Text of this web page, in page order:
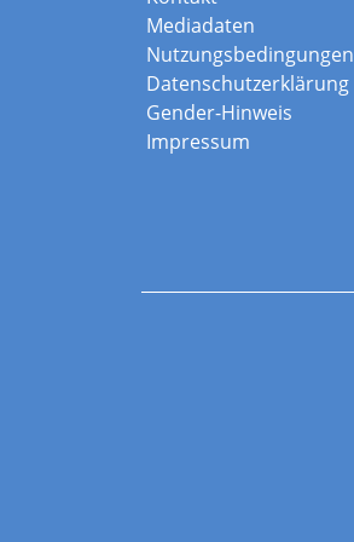
Mediadaten
Nutzungsbedingungen
Datenschutzerklärung
Gender-Hinweis
Impressum